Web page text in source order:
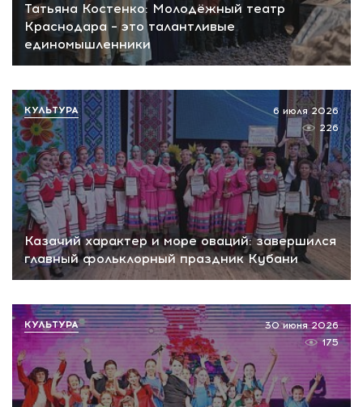
Татьяна Костенко: Молодёжный театр
Краснодара – это талантливые
единомышленники
Казачий характер и море оваций: завершился
главный фольклорный праздник Кубани
6 июля 2026
226
КУЛЬТУРА
30 июня 2026
175
КУЛЬТУРА